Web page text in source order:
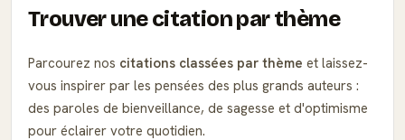
Trouver une citation par thème
Parcourez nos citations classées par thème et laissez-
vous inspirer par les pensées des plus grands auteurs :
des paroles de bienveillance, de sagesse et d'optimisme
pour éclairer votre quotidien.